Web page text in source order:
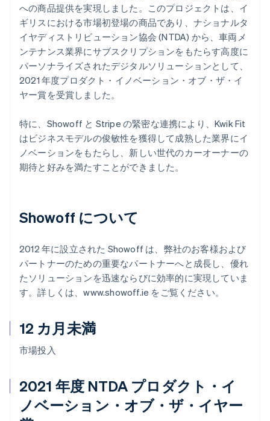
12 カ月未満
市場投入
2021 年度 NTDA プロダクト・イ
ノベーション・オブ・ザ・イヤー
への商品提供を実現しました。このプロジェクトは、イ
ギリスにおける市場初登場の商品であり、ナショナルタ
イヤディストリビューション協会 (NTDA) から、車両メ
ンテナンス業界にサブスクリプションをもたらす高度に
パーソナライズされたデジタルソリューションとして、
2021 年度プロダクト・イノベーション・オブ・ザ・イ
ヤー賞を受賞しました。
特に、Showoff と Stripe の緊密な連携により、Kwik Fit
はビジネスモデルの俊敏性を獲得して成熟した業界にイ
ノベーションをもたらし、新しい世代のカーオーナーの
期待と好みを満たすことができました。
Showoff について
2012 年に設立された Showoff は、弊社のお客様および
パートナーのための重要なパートナーへと成長し、優れ
たソリューションを迅速ならびに効率的に実現していま
す。詳しくは、www.showoff.ie をご覧ください。